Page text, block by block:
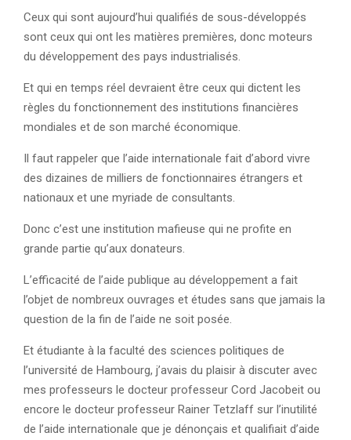
Ceux qui sont aujourd’hui qualifiés de sous-développés
sont ceux qui ont les matières premières, donc moteurs
du développement des pays industrialisés.
Et qui en temps réel devraient être ceux qui dictent les
règles du fonctionnement des institutions financières
mondiales et de son marché économique.
Il faut rappeler que l’aide internationale fait d’abord vivre
des dizaines de milliers de fonctionnaires étrangers et
nationaux et une myriade de consultants.
Donc c’est une institution mafieuse qui ne profite en
grande partie qu’aux donateurs.
L’efficacité de l’aide publique au développement a fait
l’objet de nombreux ouvrages et études sans que jamais la
question de la fin de l’aide ne soit posée.
Et étudiante à la faculté des sciences politiques de
l’université de Hambourg, j’avais du plaisir à discuter avec
mes professeurs le docteur professeur Cord Jacobeit ou
encore le docteur professeur Rainer Tetzlaff sur l’inutilité
de l’aide internationale que je dénonçais et qualifiait d’aide